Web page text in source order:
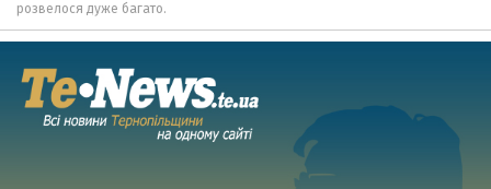
розвелося дуже багато.